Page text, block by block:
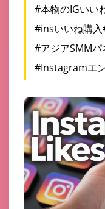
#本物のIGいい
#insいいね購入
#アジアSMMパ
#Instagramエ